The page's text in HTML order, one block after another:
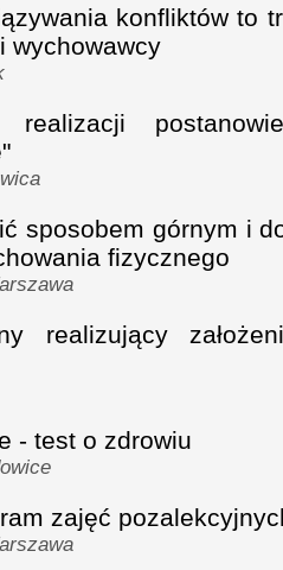
konfliktów to
wychowawcy
realizacji
sposobem górnym i
fizycznego
realizujący
- test o zdrowiu
zajęć